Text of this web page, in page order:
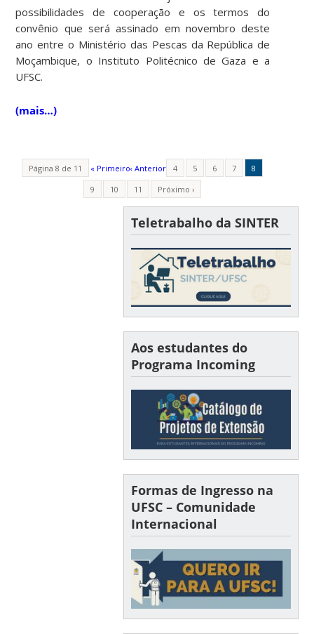
possibilidades de cooperação e os termos do
convênio que será assinado em novembro deste
ano entre o Ministério das Pescas da República de
Moçambique, o Instituto Politécnico de Gaza e a
UFSC.
(mais…)
Página 8 de 11 « Primeiro‹ Anterior 4 5 6 7
8
9
10 11 Próximo ›
Teletrabalho da SINTER
Aos estudantes do
Programa Incoming
Formas de Ingresso na
UFSC – Comunidade
Internacional